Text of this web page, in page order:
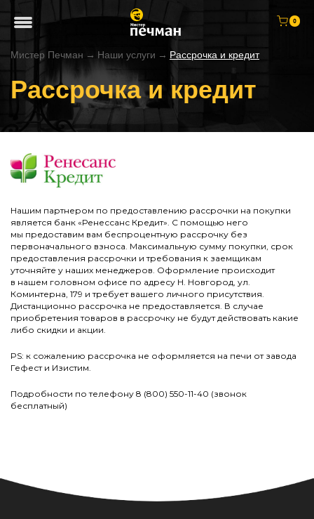
0
Мистер Печман → Наши услуги → Рассрочка и кредит
Рассрочка и кредит
Нашим партнером по предоставлению рассрочки на покупки
является банк «Ренессанс Кредит». С помощью него
мы предоставим вам беспроцентную рассрочку без
первоначального взноса. Максимальную сумму покупки, срок
предоставления рассрочки и требования к заемщикам
уточняйте у наших менеджеров. Оформление происходит
в нашем головном офисе по адресу Н. Новгород, ул.
Коминтерна, 179 и требует вашего личного присутствия.
Дистанционно рассрочка не предоставляется. В случае
приобретения товаров в рассрочку не будут действовать какие
либо скидки и акции.
PS: к сожалению рассрочка не оформляется на печи от завода
Гефест и Изистим.
Подробности по телефону 8 (800) 550-11-40 (звонок
бесплатный)